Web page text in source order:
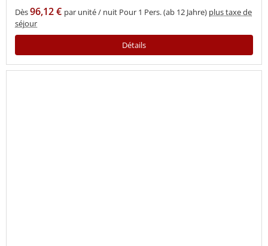
Dès96,12 € par unité / nuit Pour 1 Pers. (ab 12 Jahre) plus taxe de
séjour
Détails